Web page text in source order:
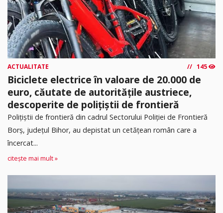
ACTUALITATE 145
Biciclete electrice în valoare de 20.000 de
euro, căutate de autoritățile austriece,
descoperite de polițiștii de frontieră
Poliţiştii de frontieră din cadrul Sectorului Poliției de Frontieră
Borș, județul Bihor, au depistat un cetățean român care a
încercat...
citește mai mult »